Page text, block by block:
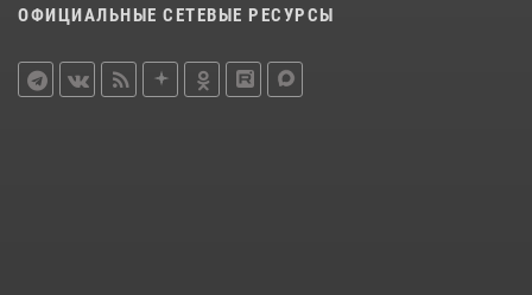
ОФИЦИАЛЬНЫЕ СЕТЕВЫЕ РЕСУРСЫ